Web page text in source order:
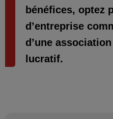
bénéfices, optez
d’entreprise
d’une
lucratif.